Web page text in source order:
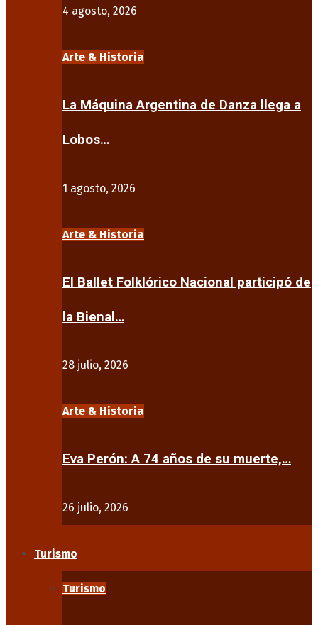
4 agosto, 2026
Arte & Historia
La Máquina Argentina de Danza llega a
Lobos…
1 agosto, 2026
Arte & Historia
El Ballet Folklórico Nacional participó de
la Bienal…
28 julio, 2026
Arte & Historia
Eva Perón: A 74 años de su muerte,…
26 julio, 2026
Turismo
Turismo